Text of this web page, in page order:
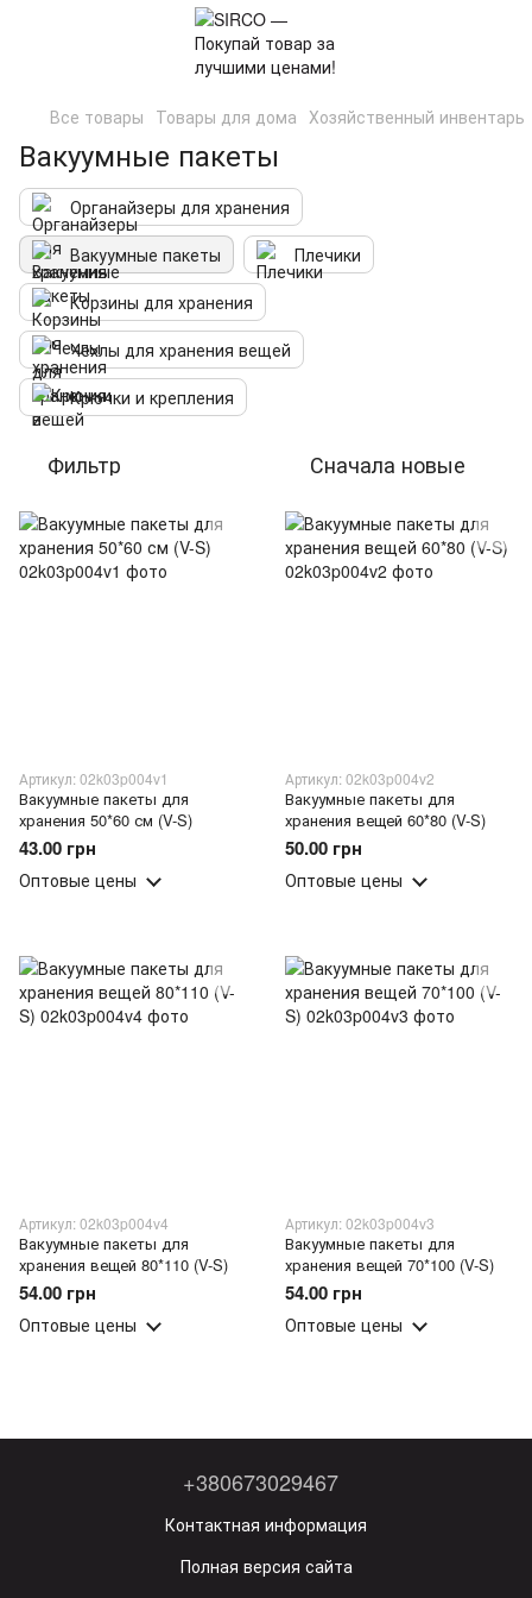
Все товары Товары для дома Хозяйственный инвентарь
Вакуумные пакеты
Органайзеры для хранения
Вакуумные пакеты
Плечики
Корзины для хранения
Чехлы для хранения вещей
Крючки и крепления
Фильтр Сначала новые
Артикул: 02k03p004v1
Вакуумные пакеты для
хранения 50*60 см (V-S)
43.00 грн
Оптовые цены
Артикул: 02k03p004v2
Вакуумные пакеты для
хранения вещей 60*80 (V-S)
50.00 грн
Оптовые цены
Артикул: 02k03p004v4
Вакуумные пакеты для
хранения вещей 80*110 (V-S)
54.00 грн
Оптовые цены
Артикул: 02k03p004v3
Вакуумные пакеты для
хранения вещей 70*100 (V-S)
54.00 грн
Оптовые цены
+380673029467
Контактная информация
Полная версия сайта